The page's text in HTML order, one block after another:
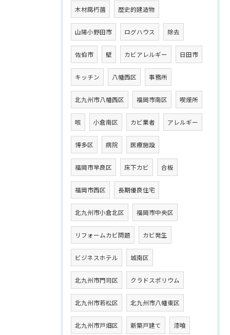
木材腐朽菌 歴史的建造物
山陽小野田市 ログハウス 除去
佐伯市 壁 カビアレルギー 日田市
キッチン 八幡西区 事務所
北九州市八幡西区 福岡市南区 喫煙所
咳 小倉南区 カビ業者 アレルギー
博多区 病院 医療施設
福岡市早良区 床下カビ 合板
福岡市西区 長期優良住宅
北九州市小倉北区 福岡市中央区
リフォームカビ問題 カビ発生
ビジネスホテル 城南区
北九州市門司区 クラドスポリウム
北九州市若松区 北九州市八幡東区
北九州市戸畑区 新築戸建て 漆喰